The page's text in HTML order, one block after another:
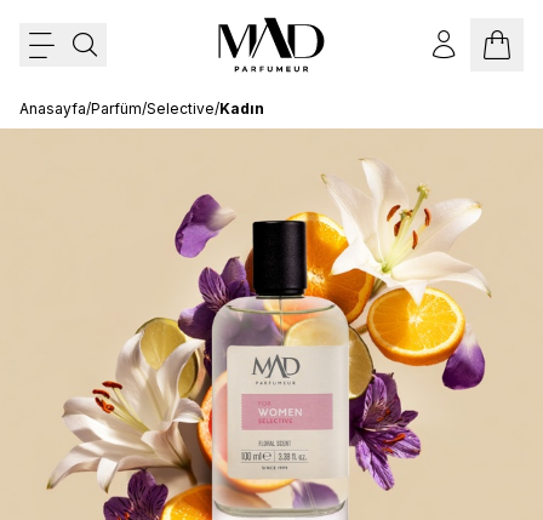
Anasayfa/Parfüm/Selective/Kadın